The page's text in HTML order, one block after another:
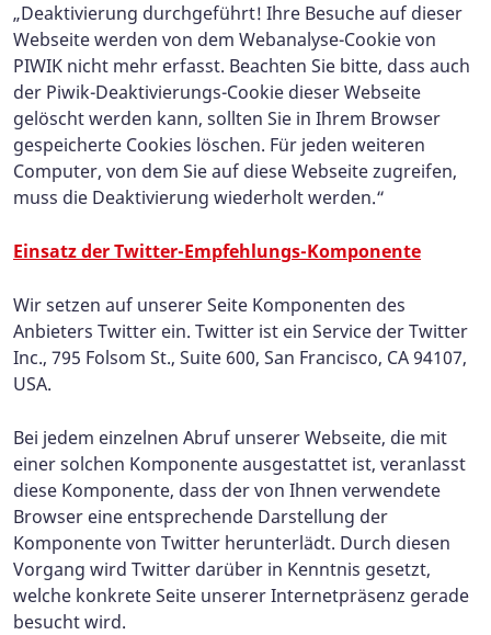
„Deaktivierung durchgeführt! Ihre Besuche auf dieser
Webseite werden von dem Webanalyse-Cookie von
PIWIK nicht mehr erfasst. Beachten Sie bitte, dass auch
der Piwik-Deaktivierungs-Cookie dieser Webseite
gelöscht werden kann, sollten Sie in Ihrem Browser
gespeicherte Cookies löschen. Für jeden weiteren
Computer, von dem Sie auf diese Webseite zugreifen,
muss die Deaktivierung wiederholt werden.“
Einsatz der Twitter-Empfehlungs-Komponente
Wir setzen auf unserer Seite Komponenten des
Anbieters Twitter ein. Twitter ist ein Service der Twitter
Inc., 795 Folsom St., Suite 600, San Francisco, CA 94107,
USA.
Bei jedem einzelnen Abruf unserer Webseite, die mit
einer solchen Komponente ausgestattet ist, veranlasst
diese Komponente, dass der von Ihnen verwendete
Browser eine entsprechende Darstellung der
Komponente von Twitter herunterlädt. Durch diesen
Vorgang wird Twitter darüber in Kenntnis gesetzt,
welche konkrete Seite unserer Internetpräsenz gerade
besucht wird.